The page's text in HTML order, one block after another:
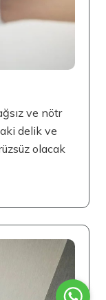
ve nötr
delik ve
olacak